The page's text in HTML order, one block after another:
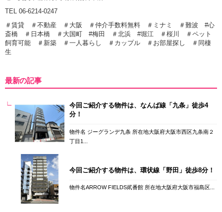
TEL 06-6214-0247
＃賃貸 ＃不動産 ＃大阪 ＃仲介手数料無料 ＃ミナミ ＃難波 #心
斎橋 ＃日本橋 ＃大国町 #梅田 ＃北浜 #堀江 ＃桜川 ＃ペット
飼育可能 ＃新築 ＃一人暮らし ＃カップル ＃お部屋探し ＃同棲
生
最新の記事
今回ご紹介する物件は、なんば線「九条」徒歩4
分！
物件名 ジーグランデ九条 所在地大阪府大阪市西区九条南２
丁目1...
今回ご紹介する物件は、環状線「野田」徒歩8分！
物件名ARROW FIELDS貮番館 所在地大阪府大阪市福島区...